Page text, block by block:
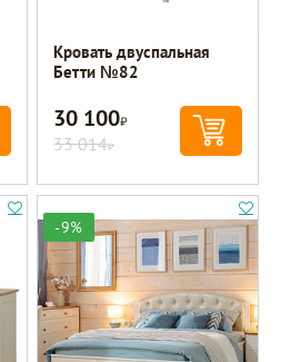
Кровать двуспальная
Бетти №82
30 100Р
33 014Р
-9%